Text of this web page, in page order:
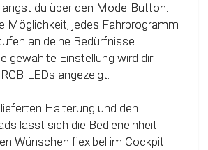
du über den Mode-Button.
Möglichkeit, jedes Fahrprogramm
an deine Bedürfnisse
gewählte Einstellung wird dir
LEDs angezeigt.
Halterung und den
lässt sich die Bedieneinheit
Wünschen flexibel im Cockpit